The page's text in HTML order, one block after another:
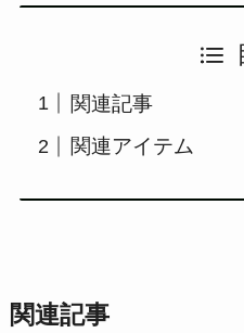
関連記事
関連アイテム
関連記事